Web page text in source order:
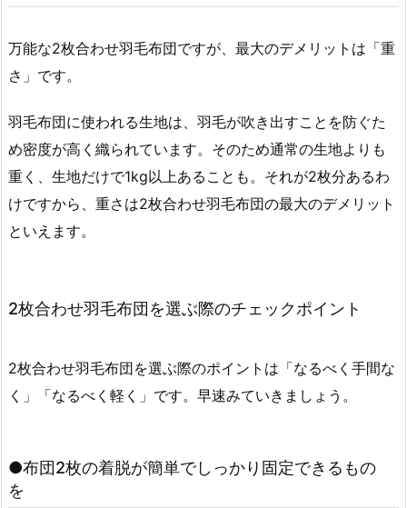
万能な2枚合わせ羽毛布団ですが、最大のデメリットは「重
さ」です。
羽毛布団に使われる生地は、羽毛が吹き出すことを防ぐた
め密度が高く織られています。そのため通常の生地よりも
重く、生地だけで1kg以上あることも。それが2枚分あるわ
けですから、重さは2枚合わせ羽毛布団の最大のデメリット
といえます。
2枚合わせ羽毛布団を選ぶ際のチェックポイント
2枚合わせ羽毛布団を選ぶ際のポイントは「なるべく手間な
く」「なるべく軽く」です。早速みていきましょう。
●布団2枚の着脱が簡単でしっかり固定できるもの
を